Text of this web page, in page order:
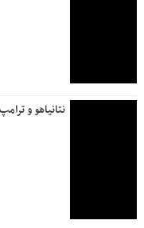
نتانیاهو و